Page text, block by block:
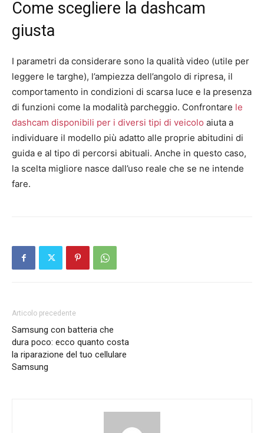
Come scegliere la dashcam
giusta
I parametri da considerare sono la qualità video (utile per
leggere le targhe), l’ampiezza dell’angolo di ripresa, il
comportamento in condizioni di scarsa luce e la presenza
di funzioni come la modalità parcheggio. Confrontare le
dashcam disponibili per i diversi tipi di veicolo aiuta a
individuare il modello più adatto alle proprie abitudini di
guida e al tipo di percorsi abituali. Anche in questo caso,
la scelta migliore nasce dall’uso reale che se ne intende
fare.
Articolo precedente
Samsung con batteria che
dura poco: ecco quanto costa
la riparazione del tuo cellulare
Samsung